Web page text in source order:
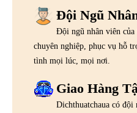
Đội Ngũ
Đội ngũ nhân viên của
chuyên nghiệp, phục vụ hỗ
tình mọi lúc, mọi nơi.
Giao Hàng
Dichthuatchaua có đội